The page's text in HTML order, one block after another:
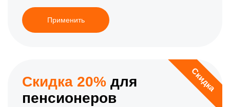
Применить
Скидка
Скидка 20% для
пенсионеров